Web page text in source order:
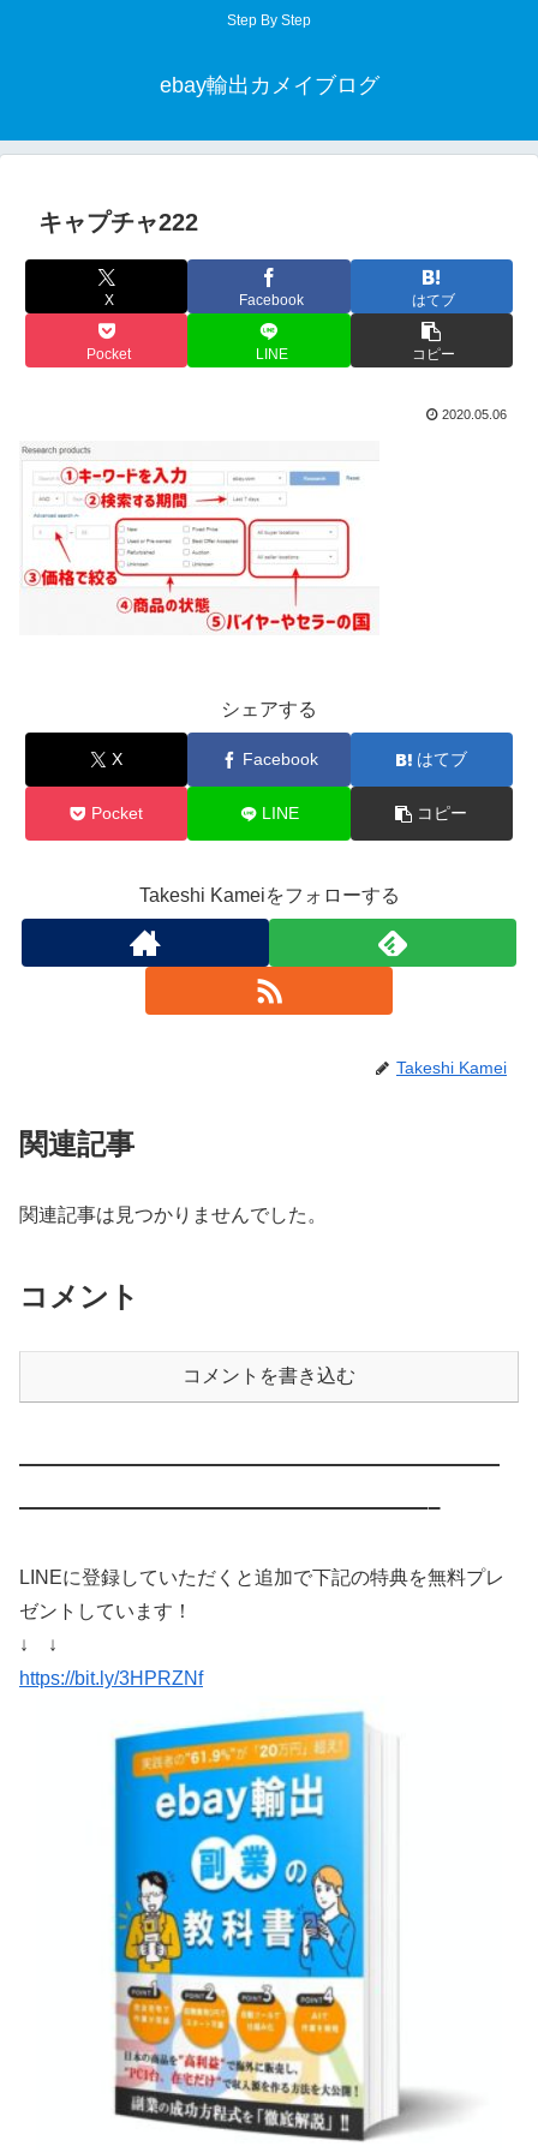
Step By Step
ebay輸出カメイブログ
キャプチャ222
X Facebook はてブ
Pocket LINE コピー
2020.05.06
シェアする
X Facebook はてブ
Pocket LINE コピー
Takeshi Kameiをフォローする
Takeshi Kamei
関連記事
関連記事は見つかりませんでした。
コメント
コメントを書き込む
————————————————————
—————————————————–
LINEに登録していただくと追加で下記の特典を無料プレ
ゼントしています！
↓ ↓
https://bit.ly/3HPRZNf